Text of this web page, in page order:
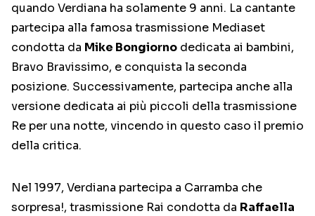
quando Verdiana ha solamente 9 anni. La cantante
partecipa alla famosa trasmissione Mediaset
condotta da Mike Bongiorno dedicata ai bambini,
Bravo Bravissimo, e conquista la seconda
posizione. Successivamente, partecipa anche alla
versione dedicata ai più piccoli della trasmissione
Re per una notte, vincendo in questo caso il premio
della critica.
Nel 1997, Verdiana partecipa a Carramba che
sorpresa!, trasmissione Rai condotta da Raffaella